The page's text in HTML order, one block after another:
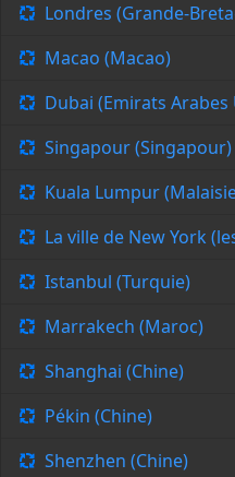
Londres (Grande-
Macao (Macao)
Dubai (Emirats Arabes
Singapour (Singapour)
Kuala Lumpur
La ville de New York
Istanbul (Turquie)
Marrakech (Maroc)
Shanghai (Chine)
Pékin (Chine)
Shenzhen (Chine)